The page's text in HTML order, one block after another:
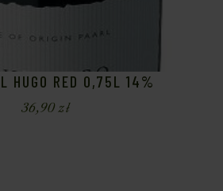
HUGO RED 0,75L 14%
36,90zł